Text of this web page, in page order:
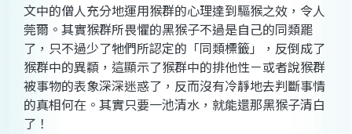
文中的僧人充分地運用猴群的心理達到驅猴之效，令人
莞爾。其實猴群所畏懼的黑猴子不過是自己的同類罷
了，只不過少了牠們所認定的「同類標籤」，反倒成了
猴群中的異纇，這顯示了猴群中的排他性－或者說猴群
被事物的表象深深迷惑了，反而沒有冷靜地去判斷事情
的真相何在。其實只要一池清水，就能還那黑猴子清白
了！